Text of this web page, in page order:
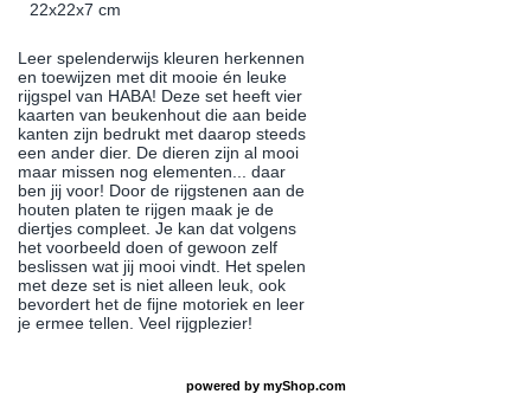
22x22x7 cm
Leer spelenderwijs kleuren herkennen
en toewijzen met dit mooie én leuke
rijgspel van HABA! Deze set heeft vier
kaarten van beukenhout die aan beide
kanten zijn bedrukt met daarop steeds
een ander dier. De dieren zijn al mooi
maar missen nog elementen... daar
ben jij voor! Door de rijgstenen aan de
houten platen te rijgen maak je de
diertjes compleet. Je kan dat volgens
het voorbeeld doen of gewoon zelf
beslissen wat jij mooi vindt. Het spelen
met deze set is niet alleen leuk, ook
bevordert het de fijne motoriek en leer
je ermee tellen. Veel rijgplezier!
powered by myShop.com